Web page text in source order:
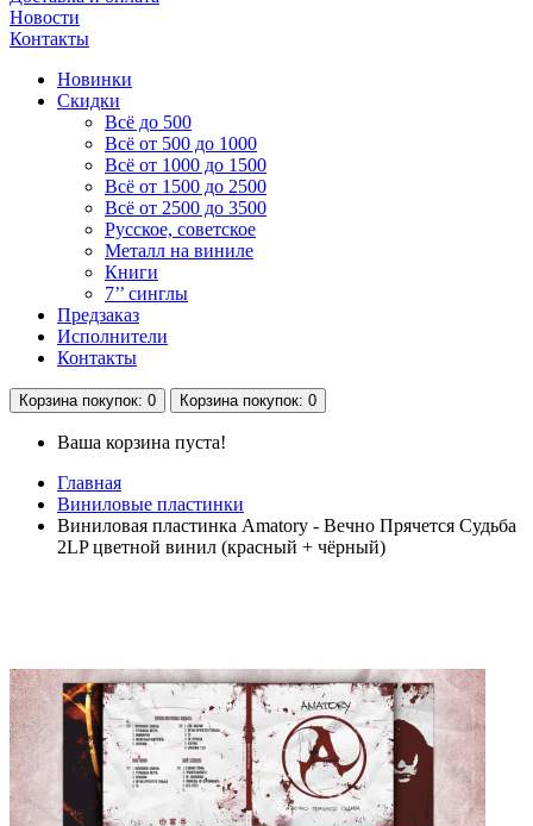
Новости
Контакты
Новинки
Скидки
Всё до 500
Всё от 500 до 1000
Всё от 1000 до 1500
Всё от 1500 до 2500
Всё от 2500 до 3500
Русское, советское
Металл на виниле
Книги
7’’ синглы
Предзаказ
Исполнители
Контакты
Корзина покупок: 0 Корзина покупок: 0
Ваша корзина пуста!
Главная
Виниловые пластинки
Виниловая пластинка Amatory - Вечно Прячется Судьба
2LP цветной винил (красный + чёрный)